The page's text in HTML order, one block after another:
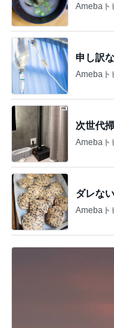
Amebaト
申し訳
Amebaト
次世代
Amebaト
ダレな
Amebaト